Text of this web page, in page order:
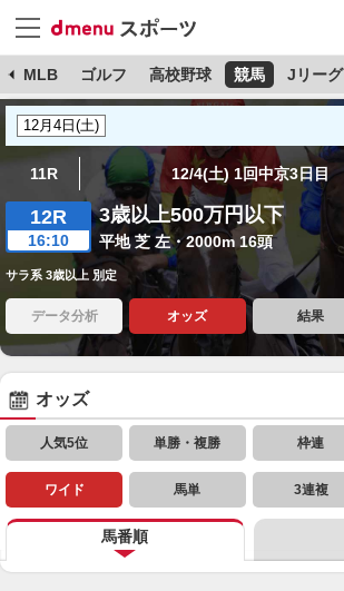
MLB ゴルフ 高校野球 競馬 Jリーグ
11R 12/4(土) 1回中京3日目
12R
16:10
3歳以上500万円以下
平地 芝 左・2000m 16頭
サラ系 3歳以上 別定
データ分析 オッズ 結果
オッズ
人気5位 単勝・複勝 枠連
ワイド 馬単 3連複
馬番順